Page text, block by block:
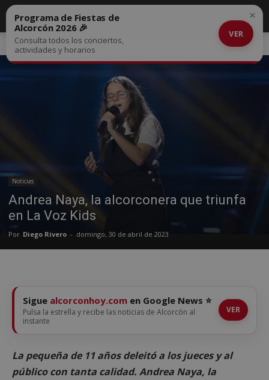
Inicio Noticias
Noticias
Andrea Naya, la alcorconera que triunfa
en La Voz Kids
Por Diego Rivero - domingo, 30 de abril de 2023
Programa de Fiestas de
Alcorcón 2026 🎉
Consulta todos los conciertos,
actividades y horarios
VER
×
Sigue alcorconhoy.com en Google News ⭐
Pulsa la estrella y recibe las noticias de Alcorcón al
instante
VER
La pequeña de 11 años deleitó a los jueces y al
público con tanta calidad. Andrea Naya, la